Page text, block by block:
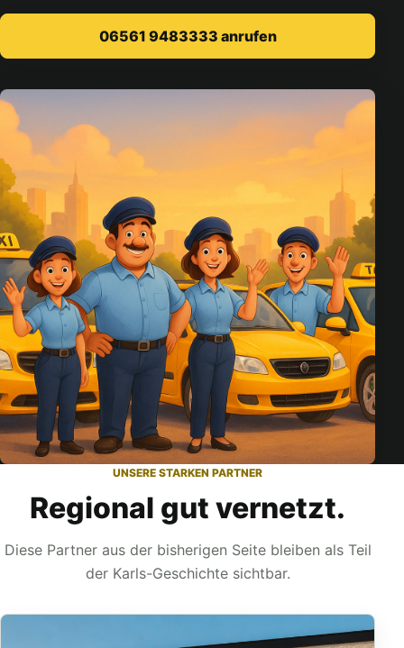
06561 9483333 anrufen
UNSERE STARKEN PARTNER
Regional gut vernetzt.
Diese Partner aus der bisherigen Seite bleiben als Teil
der Karls-Geschichte sichtbar.